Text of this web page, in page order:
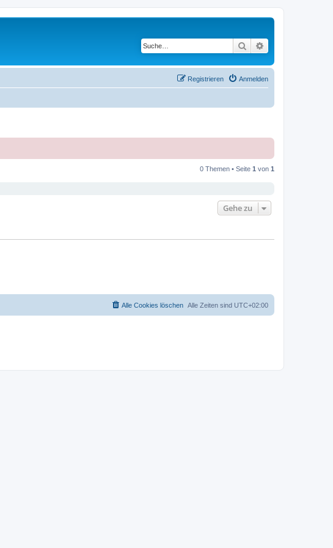
Suche
Anmelden
Registrieren
0 Themen • Seite 1 von 1
Gehe zu
Alle Zeiten sind UTC+02:00
Alle Cookies löschen